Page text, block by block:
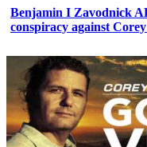
Benjamin I Zavodnick
conspiracy against